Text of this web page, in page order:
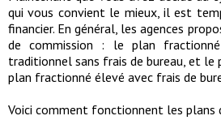
qui vous convient le mieux, il est
financier. En général, les agences
de commission : le plan
traditionnel sans frais de bureau, et
plan fractionné élevé avec frais de
Voici comment fonctionnent les plans